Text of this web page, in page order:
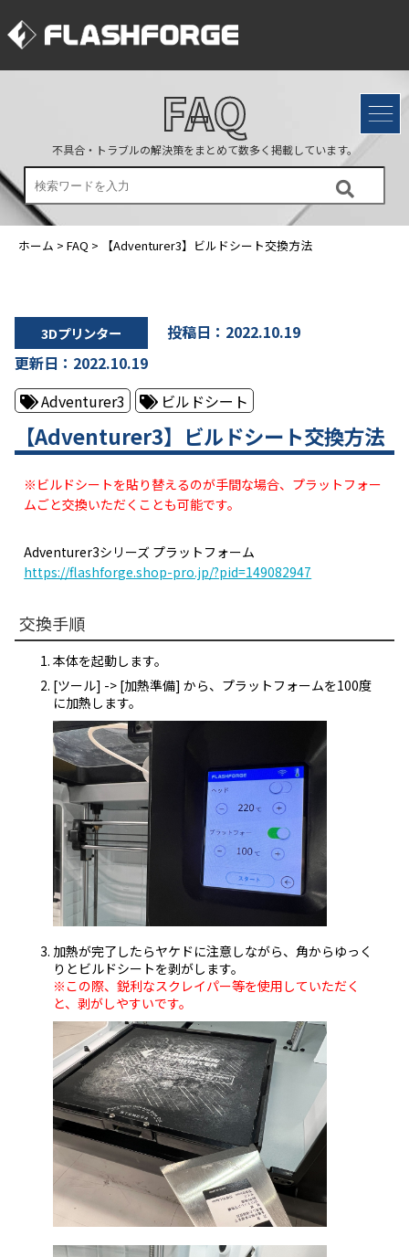
FAQ
不具合・トラブルの解決策をまとめて数多く掲載しています。
ホーム > FAQ > 【Adventurer3】ビルドシート交換方法
3Dプリンター
投稿日：2022.10.19
更新日：2022.10.19
Adventurer3
ビルドシート
【Adventurer3】ビルドシート交換方法
※ビルドシートを貼り替えるのが手間な場合、プラットフォー
ムごと交換いただくことも可能です。
Adventurer3シリーズ プラットフォーム
https://flashforge.shop-pro.jp/?pid=149082947
交換手順
本体を起動します。
[ツール] -> [加熱準備] から、プラットフォームを100度
に加熱します。
加熱が完了したらヤケドに注意しながら、角からゆっく
りとビルドシートを剥がします。
※この際、鋭利なスクレイパー等を使用していただく
と、剥がしやすいです。